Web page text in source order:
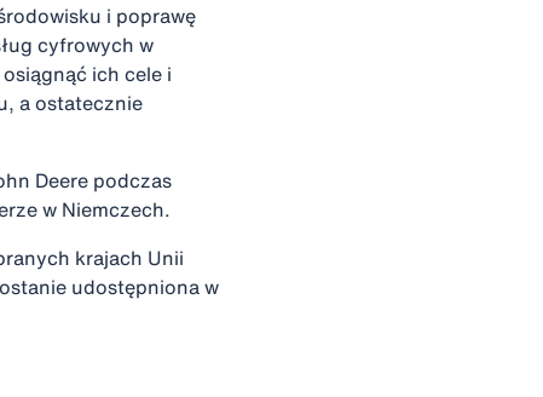
i poprawę
cyfrowych w
ich cele i
a ostatecznie
Deere podczas
w Niemczech.
krajach Unii
udostępniona w